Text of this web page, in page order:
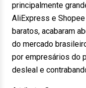
principalmente
AliExpress e
baratos, acabaram
do mercado
por empresários do
desleal e